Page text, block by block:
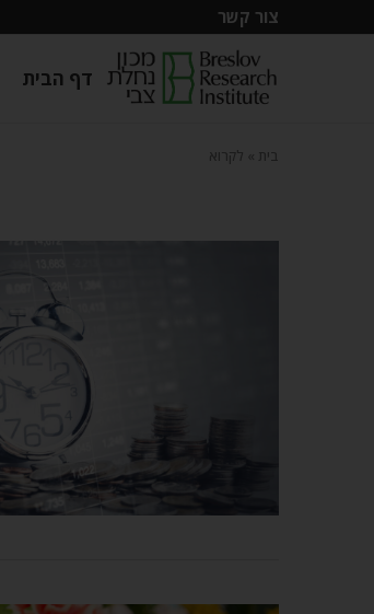
צור קשר
דף הבית
בית לקרוא